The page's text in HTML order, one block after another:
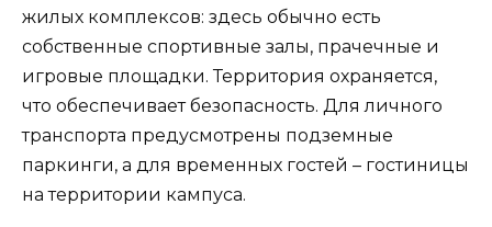
жилых комплексов: здесь обычно есть
собственные спортивные залы, прачечные и
игровые площадки. Территория охраняется,
что обеспечивает безопасность. Для личного
транспорта предусмотрены подземные
паркинги, а для временных гостей – гостиницы
на территории кампуса.